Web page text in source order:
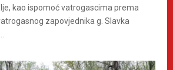
kao ispomoć vatrogascima prema
zapovjednika g. Slavka